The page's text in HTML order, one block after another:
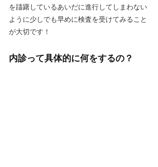
を躊躇しているあいだに進行してしまわない
ように少しでも早めに検査を受けてみること
が大切です！
内診って具体的に何をするの？